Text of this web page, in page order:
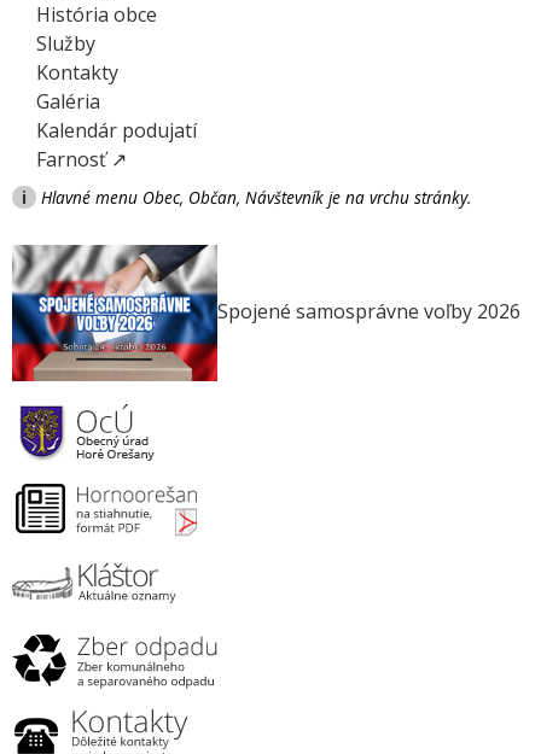
História obce
Služby
Kontakty
Galéria
Kalendár podujatí
Farnosť ↗
i Hlavné menu Obec, Občan, Návštevník je na vrchu stránky.
Spojené samosprávne voľby 2026